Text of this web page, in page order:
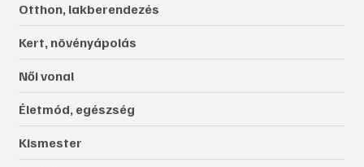
Otthon, lakberendezés
Kert, növényápolás
Női vonal
Életmód, egészség
Kismester